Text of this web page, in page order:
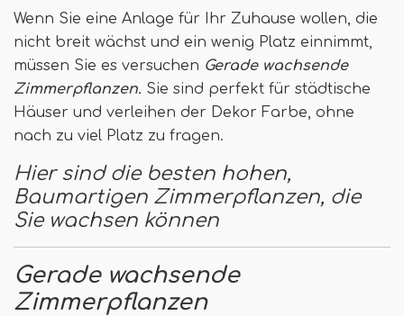
Wenn Sie eine Anlage für Ihr Zuhause wollen, die
nicht breit wächst und ein wenig Platz einnimmt,
müssen Sie es versuchen Gerade wachsende
Zimmerpflanzen. Sie sind perfekt für städtische
Häuser und verleihen der Dekor Farbe, ohne
nach zu viel Platz zu fragen.
Hier sind die besten hohen,
Baumartigen Zimmerpflanzen, die
Sie wachsen können
Gerade wachsende
Zimmerpflanzen